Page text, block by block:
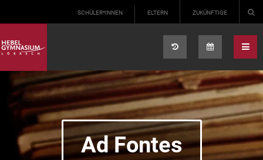
SCHÜLER*INNEN ELTERN ZUKÜNFTIGE
Ad Fontes